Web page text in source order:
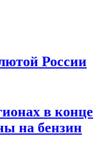
России
в конце
на бензин